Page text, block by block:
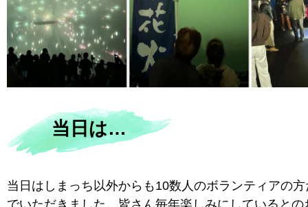
当日は…
当日はしまっち以外からも10数人のボランティアの